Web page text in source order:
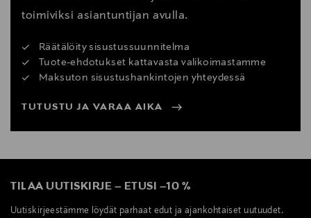
toimiviksi asiantuntijan avulla.
Räätälöity sisustussuunnitelma
Tuote-ehdotukset kattavasta valikoimastamme
Maksuton sisustushankintojen yhteydessä
TUTUSTU JA VARAA AIKA
TILAA UUTISKIRJE – ETUSI –10 %
Uutiskirjeestämme löydät parhaat edut ja ajankohtaiset uutuudet.